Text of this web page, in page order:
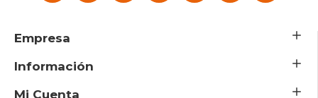
Empresa
Información
Mi Cuenta